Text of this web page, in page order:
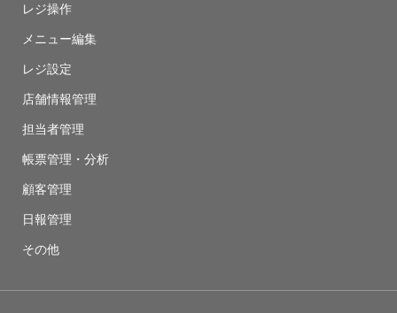
レジ操作
メニュー編集
レジ設定
店舗情報管理
担当者管理
帳票管理・分析
顧客管理
日報管理
その他